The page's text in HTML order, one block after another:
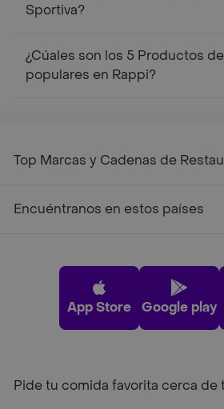
Sportiva?
¿Cúales son los 5 Productos
populares en Rappi?
Top Marcas y Cadenas de
Encuéntranos en estos países
App Store Google play
Pide tu comida favorita cerca de